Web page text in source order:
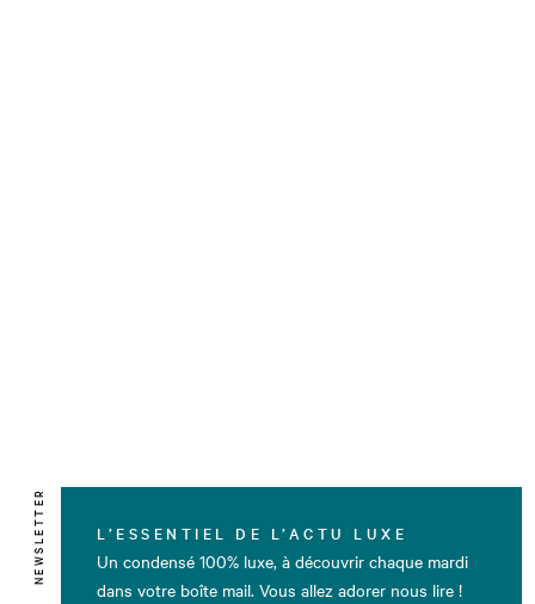
NEWSLETTER L’ESSENTIEL DE L’ACTU LUXE
Un condensé 100% luxe, à découvrir chaque mardi
dans votre boîte mail. Vous allez adorer nous lire !